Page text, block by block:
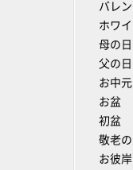
バレ
ホワ
母の日
父の日
お中元
お盆
初盆
敬老の
お彼